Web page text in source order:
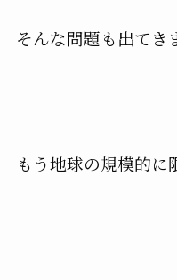
そんな問題も出てき
もう地球の規模的に